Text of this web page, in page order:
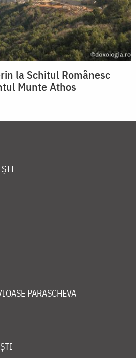
la Schitul Românesc
Munte Athos
PARASCHEVA